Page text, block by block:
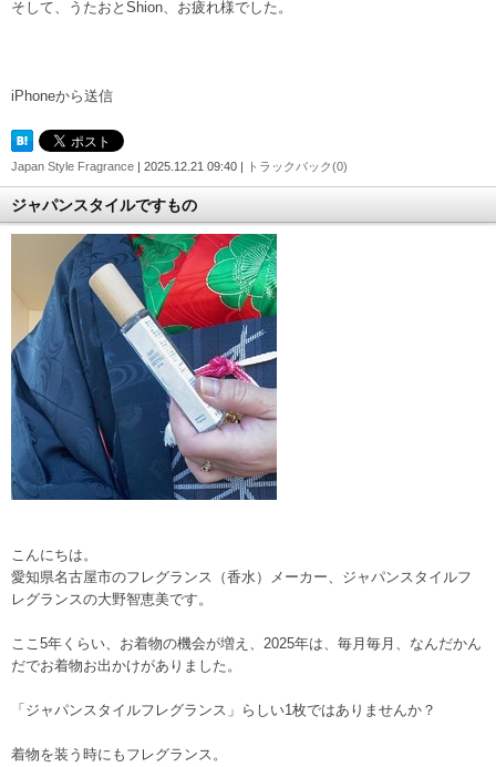
そして、うたおとShion、お疲れ様でした。
iPhoneから送信
Japan Style Fragrance | 2025.12.21 09:40 | トラックバック(0)
ジャパンスタイルですもの
こんにちは。
愛知県名古屋市のフレグランス（香水）メーカー、ジャパンスタイルフ
レグランスの大野智恵美です。
ここ5年くらい、お着物の機会が増え、2025年は、毎月毎月、なんだかん
だでお着物お出かけがありました。
「ジャパンスタイルフレグランス」らしい1枚ではありませんか？
着物を装う時にもフレグランス。